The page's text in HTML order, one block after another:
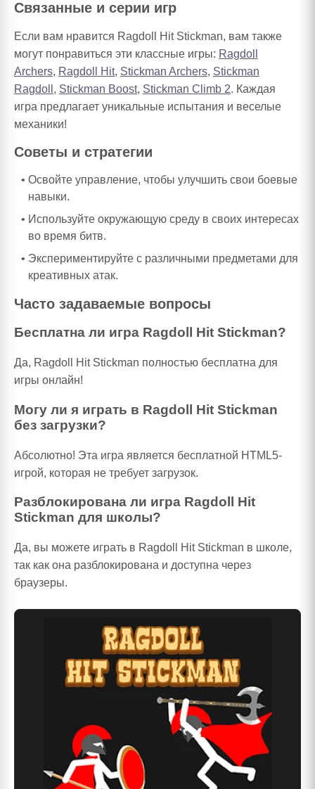
Связанные и серии игр
Если вам нравится Ragdoll Hit Stickman, вам также
могут понравиться эти классные игры: Ragdoll
Archers, Ragdoll Hit, Stickman Archers, Stickman
Ragdoll , Stickman Boost, Stickman Climb 2. Каждая
игра предлагает уникальные испытания и веселые
механики!
Советы и стратегии
Освойте управление, чтобы улучшить свои боевые
навыки.
Используйте окружающую среду в своих интересах
во время битв.
Экспериментируйте с различными предметами для
креативных атак.
Часто задаваемые вопросы
Бесплатна ли игра Ragdoll Hit Stickman?
Да, Ragdoll Hit Stickman полностью бесплатна для
игры онлайн!
Могу ли я играть в Ragdoll Hit Stickman
без загрузки?
Абсолютно! Эта игра является бесплатной HTML5-
игрой, которая не требует загрузок.
Разблокирована ли игра Ragdoll Hit
Stickman для школы?
Да, вы можете играть в Ragdoll Hit Stickman в школе,
так как она разблокирована и доступна через
браузеры.